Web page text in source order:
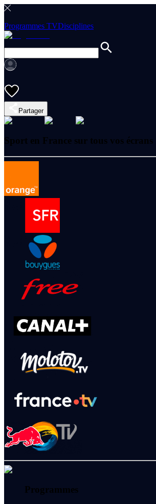
Programmes TVDisciplines
Partager
Sport en France sur tous vos écrans
Programmes